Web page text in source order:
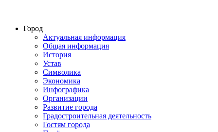
Город
Актуальная информация
Общая информация
История
Устав
Символика
Экономика
Инфографика
Организации
Развитие города
Градостроительная деятельность
Гостям города